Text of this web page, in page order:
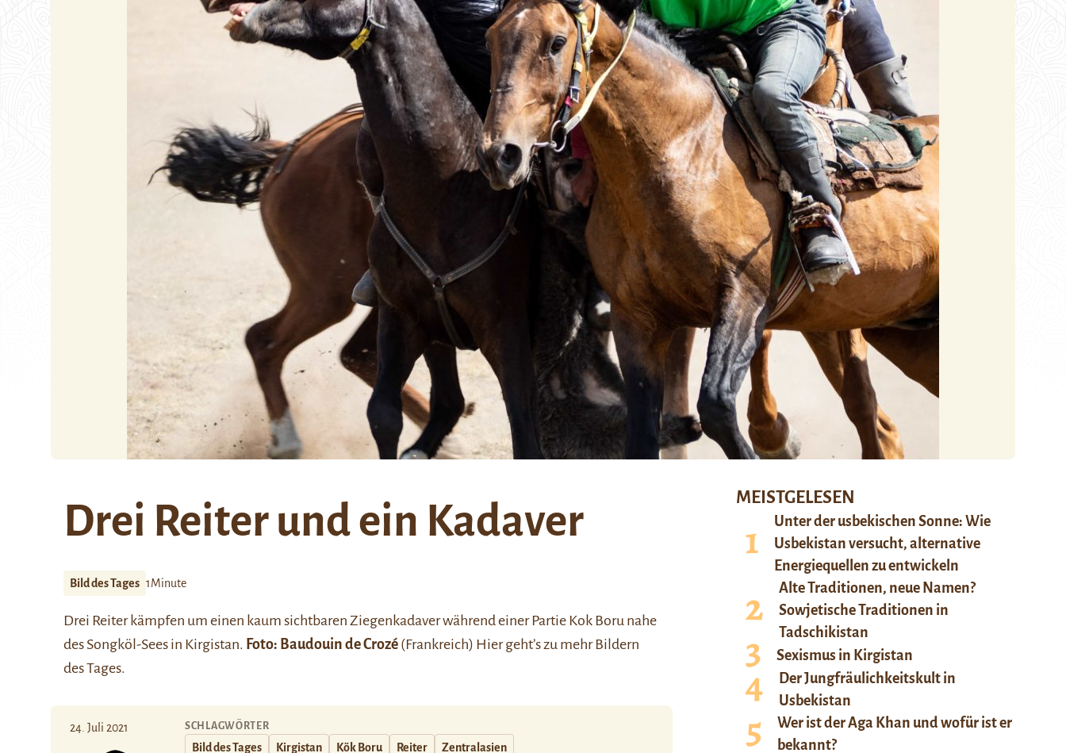
Drei Reiter und ein Kadaver
Bild des Tages 1Minute
Drei Reiter kämpfen um einen kaum sichtbaren Ziegenkadaver während einer Partie Kok Boru nahe
des Songköl-Sees in Kirgistan. Foto: Baudouin de Crozé (Frankreich) Hiergeht’s zu mehr Bildern
des Tages.
24. Juli 2021 SCHLAGWÖRTER
Bild des Tages Kirgistan Kök Boru Reiter Zentralasien
MEISTGELESEN
Unter der usbekischen Sonne: Wie
Usbekistan versucht, alternative
Energiequellen zu entwickeln
Alte Traditionen, neue Namen?
Sowjetische Traditionen in
Tadschikistan
Sexismus in Kirgistan
Der Jungfräulichkeitskult in
Usbekistan
Wer ist der Aga Khan und wofür ist er
bekannt?